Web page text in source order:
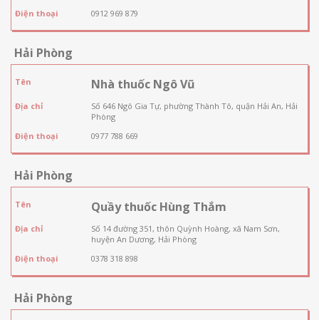
Điện thoại
0912 969 879
Hải Phòng
Tên Nhà thuốc Ngô Vũ
Địa chỉ
Số 646 Ngô Gia Tự, phường Thành Tô, quận Hải An, Hải
Phòng
Điện thoại
0977 788 669
Hải Phòng
Tên Quầy thuốc Hùng Thắm
Địa chỉ
Số 14 đường 351, thôn Quỳnh Hoàng, xã Nam Sơn,
huyện An Dương, Hải Phòng
Điện thoại
0378 318 898
Hải Phòng